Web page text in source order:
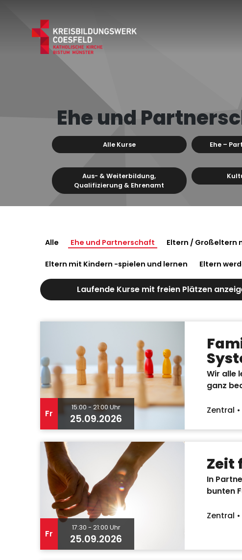
Ehe und
Alle Kurse Ehe –
Aus- & Weiterbildung,
Qualifizierung & Ehrenamt
Alle Ehe und Partnerschaft Eltern / Großeltern
Eltern mit Kindern -spielen und lernen Eltern
Laufende Kurse mit freien Plätzen
Fr
15:00 - 21:00 Uhr
25.09.2026
Wir alle
ganz
Zentral
Fr
17:30 - 21:00 Uhr
25.09.2026
Zeit
In
bunten
Zentral